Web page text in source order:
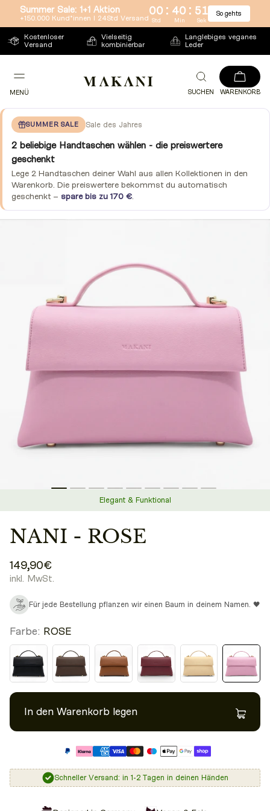
Direkt
zum
Inhalt
Summer Sale: 1+1 Aktion
+150.000 Kund*innen l 24Std Versand
00 : 40 : 51
Std Min Sek
So gehts
Kostenloser
Versand
Vielseitig
kombinierbar
Langlebiges veganes
Leder
MENÜ SUCHEN WARENKORB
SUMMER SALE Sale des Jahres
2 beliebige Handtaschen wählen - die preiswertere
geschenkt
Lege 2 Handtaschen deiner Wahl aus allen Kollektionen in den
Warenkorb. Die preiswertere bekommst du automatisch
geschenkt – spare bis zu 170 €
Elegant & Funktional
NANI - ROSE
149,90€
inkl. MwSt.
Für jede Bestellung pflanzen wir einen Baum in deinem Namen. 🖤
Farbe: ROSE
In den Warenkorb legen
Schneller Versand: in 1-2 Tagen in deinen Händen